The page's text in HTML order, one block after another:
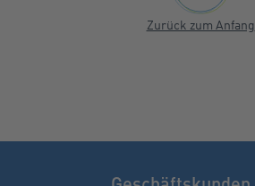
Zurück zum Anfang